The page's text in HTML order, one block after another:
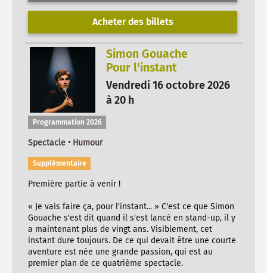
Acheter des billets
Simon Gouache
Pour l'instant
Vendredi 16 octobre 2026
à 20 h
Programmation 2026
Spectacle • Humour
Supplémentaire
Première partie à venir !
« Je vais faire ça, pour l'instant... » C'est ce que Simon
Gouache s'est dit quand il s'est lancé en stand-up, il y
a maintenant plus de vingt ans. Visiblement, cet
instant dure toujours. De ce qui devait être une courte
aventure est née une grande passion, qui est au
premier plan de ce quatrième spectacle.